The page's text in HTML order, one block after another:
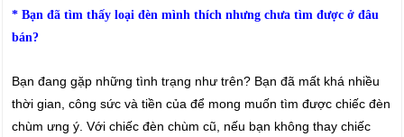
* Bạn đã tìm thấy loại đèn mình thích nhưng chưa tìm được ở đâu
bán?
Bạn đang gặp những tình trạng như trên? Bạn đã mất khá nhiều
thời gian, công sức và tiền của để mong muốn tìm được chiếc đèn
chùm ưng ý. Với chiếc đèn chùm cũ, nếu bạn không thay chiếc